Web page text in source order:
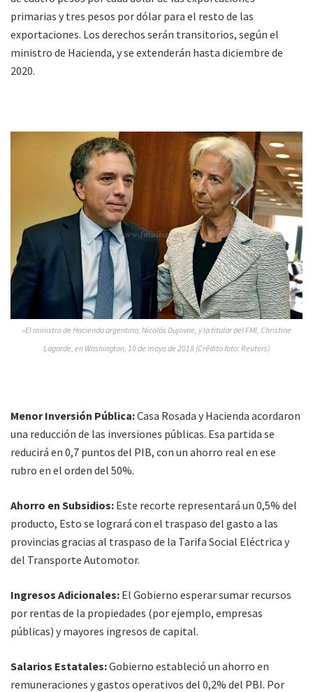
primarias y tres pesos por dólar para el resto de las
exportaciones. Los derechos serán transitorios, según el
ministro de Hacienda, y se extenderán hasta diciembre de
2020.
»El ministro de Hacienda argentino, Nicolás Dujovne, y la titular del FMI, Christine
Lagarde, en Washington, 10 de mayo de 2018 (Crédito foto: Reuters)
Menor Inversión Pública:Casa Rosada y Hacienda acordaron
una reducción de las inversiones públicas. Esa partida se
reducirá en 0,7 puntos del PIB, con un ahorro real en ese
rubro en el orden del 50%.
Ahorro en Subsidios: Este recorte representará un 0,5% del
producto, Esto se logrará con el traspaso del gasto a las
provincias gracias al traspaso de la Tarifa Social Eléctrica y
del Transporte Automotor.
Ingresos Adicionales: El Gobierno esperar sumar recursos
por rentas de la propiedades (por ejemplo, empresas
públicas) y mayores ingresos de capital.
Salarios Estatales:Gobierno estableció un ahorro en
remuneraciones y gastos operativos del 0,2% del PBI. Por